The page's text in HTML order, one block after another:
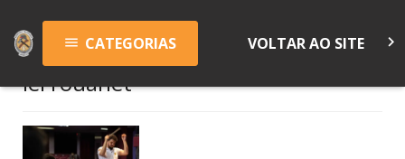
menu CATEGORIAS VOLTAR AO SITE keyboard_arrow_right
lei rouanet